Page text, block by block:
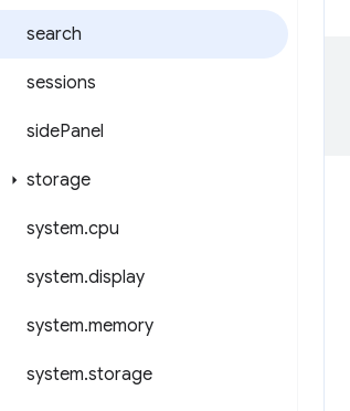
search
sessions
sidePanel
storage
system.cpu
system.display
system.memory
system.storage